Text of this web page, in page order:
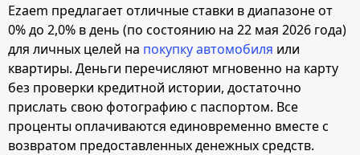
Ezaem предлагает отличные ставки в диапазоне от
0% до 2,0% в день (по состоянию на 22 мая 2026 года)
для личных целей на покупку автомобиля или
квартиры. Деньги перечисляют мгновенно на карту
без проверки кредитной истории, достаточно
прислать свою фотографию с паспортом. Все
проценты оплачиваются единовременно вместе с
возвратом предоставленных денежных средств.